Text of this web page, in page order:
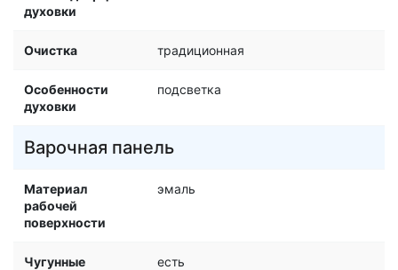
духовки
Очистка традиционная
Особенности
духовки
подсветка
Варочная панель
Материал
рабочей
поверхности
эмаль
Чугунные
есть